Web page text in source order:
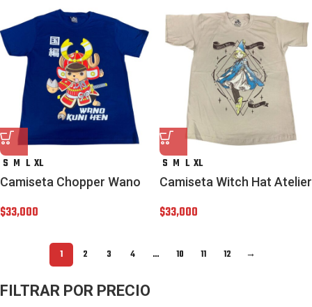
FILTRAR POR PRECIO
S M L XL
Camiseta Chopper Wano
$33,000
S M L XL
Camiseta Witch Hat Atelier
$33,000
1 2 3 4 … 10 11 12 →